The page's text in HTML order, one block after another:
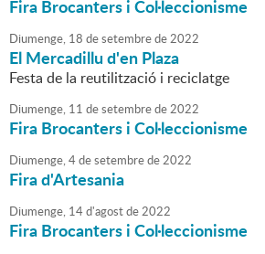
Fira Brocanters i Col·leccionisme
Diumenge, 18 desetembrede2022
El Mercadillu d'en Plaza
Festa de la reutilització i reciclatge
Diumenge, 11 desetembrede2022
Fira Brocanters i Col·leccionisme
Diumenge,4desetembrede2022
Fira d'Artesania
Diumenge, 14d'agostde2022
Fira Brocanters i Col·leccionisme